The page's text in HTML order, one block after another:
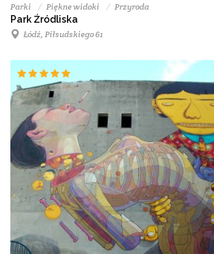
Parki Piękne widoki Przyroda
Park Źródliska
Łódź, Piłsudskiego 61